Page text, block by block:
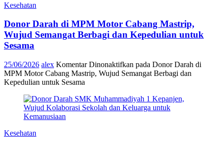
Kesehatan
Donor Darah di MPM Motor Cabang Mastrip,
Wujud Semangat Berbagi dan Kepedulian untuk
Sesama
25/06/2026 alex Komentar Dinonaktifkan pada Donor Darah di
MPM Motor Cabang Mastrip, Wujud Semangat Berbagi dan
Kepedulian untuk Sesama
Kesehatan